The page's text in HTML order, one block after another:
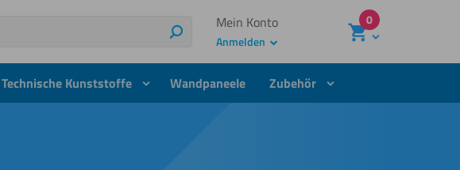
Suchen
Mein Konto
Anmelden
0
Technische Kunststoffe Wandpaneele
Zubehör